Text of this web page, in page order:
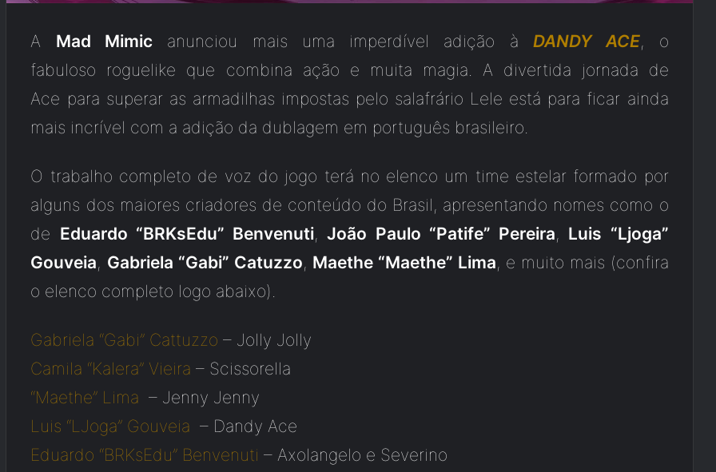
A Mad Mimic anunciou mais uma imperdível adição à DANDY ACE, o
fabuloso roguelike que combina ação e muita magia. A divertida jornada de
Ace para superar as armadilhas impostas pelo salafrário Lele está para ficar ainda
mais incrível com a adição da dublagem em português brasileiro.
O trabalho completo de voz do jogo terá no elenco um time estelar formado por
alguns dos maiores criadores de conteúdo do Brasil, apresentando nomes como o
de Eduardo “BRKsEdu” Benvenuti,João Paulo “Patife” Pereira, Luis “Ljoga”
Gouveia, Gabriela “Gabi” Catuzzo, Maethe “Maethe” Lima, e muito mais (confira
o elenco completo logo abaixo).
Gabriela “Gabi” Cattuzzo – Jolly Jolly
Camila “Kalera” Vieira – Scissorella
“Maethe” Lima – Jenny Jenny
Luis “LJoga” Gouveia – Dandy Ace
Eduardo “BRKsEdu” Benvenuti – Axolangelo e Severino